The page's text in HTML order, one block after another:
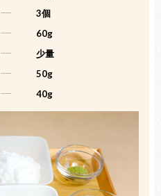
-----
3個
-----
60g
-----
少量
-----
50g
----- 40g